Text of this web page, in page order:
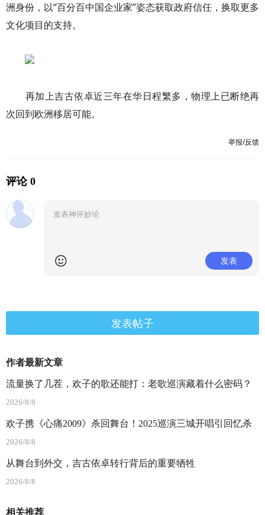
洲身份，以“百分百中国企业家”姿态获取政府信任，换取更多
文化项目的支持。
再加上吉古依卓近三年在华日程繁多，物理上已断绝再
次回到欧洲移居可能。
举报/反馈
评论 0
发表
发表帖子
作者最新文章
流量换了几茬，欢子的歌还能打：老歌巡演藏着什么密码？
2026/8/8
欢子携《心痛2009》杀回舞台！2025巡演三城开唱引回忆杀
2026/8/8
从舞台到外交，吉古依卓转行背后的重要牺牲
2026/8/8
相关推荐